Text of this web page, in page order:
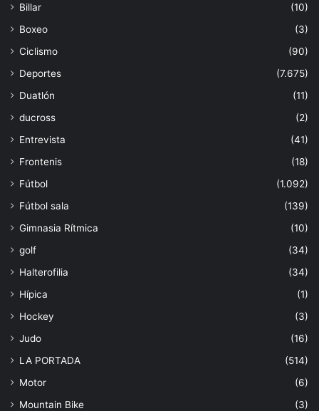
Billar
(10)
Boxeo
(3)
Ciclismo
(90)
Deportes
(7.675)
Duatlón
(11)
ducross
(2)
Entrevista
(41)
Frontenis
(18)
Fútbol
(1.092)
Fútbol sala
(139)
Gimnasia Rítmica
(10)
golf
(34)
Halterofilia
(34)
Hípica
(1)
Hockey
(3)
Judo
(16)
LA PORTADA
(514)
Motor
(6)
Mountain Bike
(3)